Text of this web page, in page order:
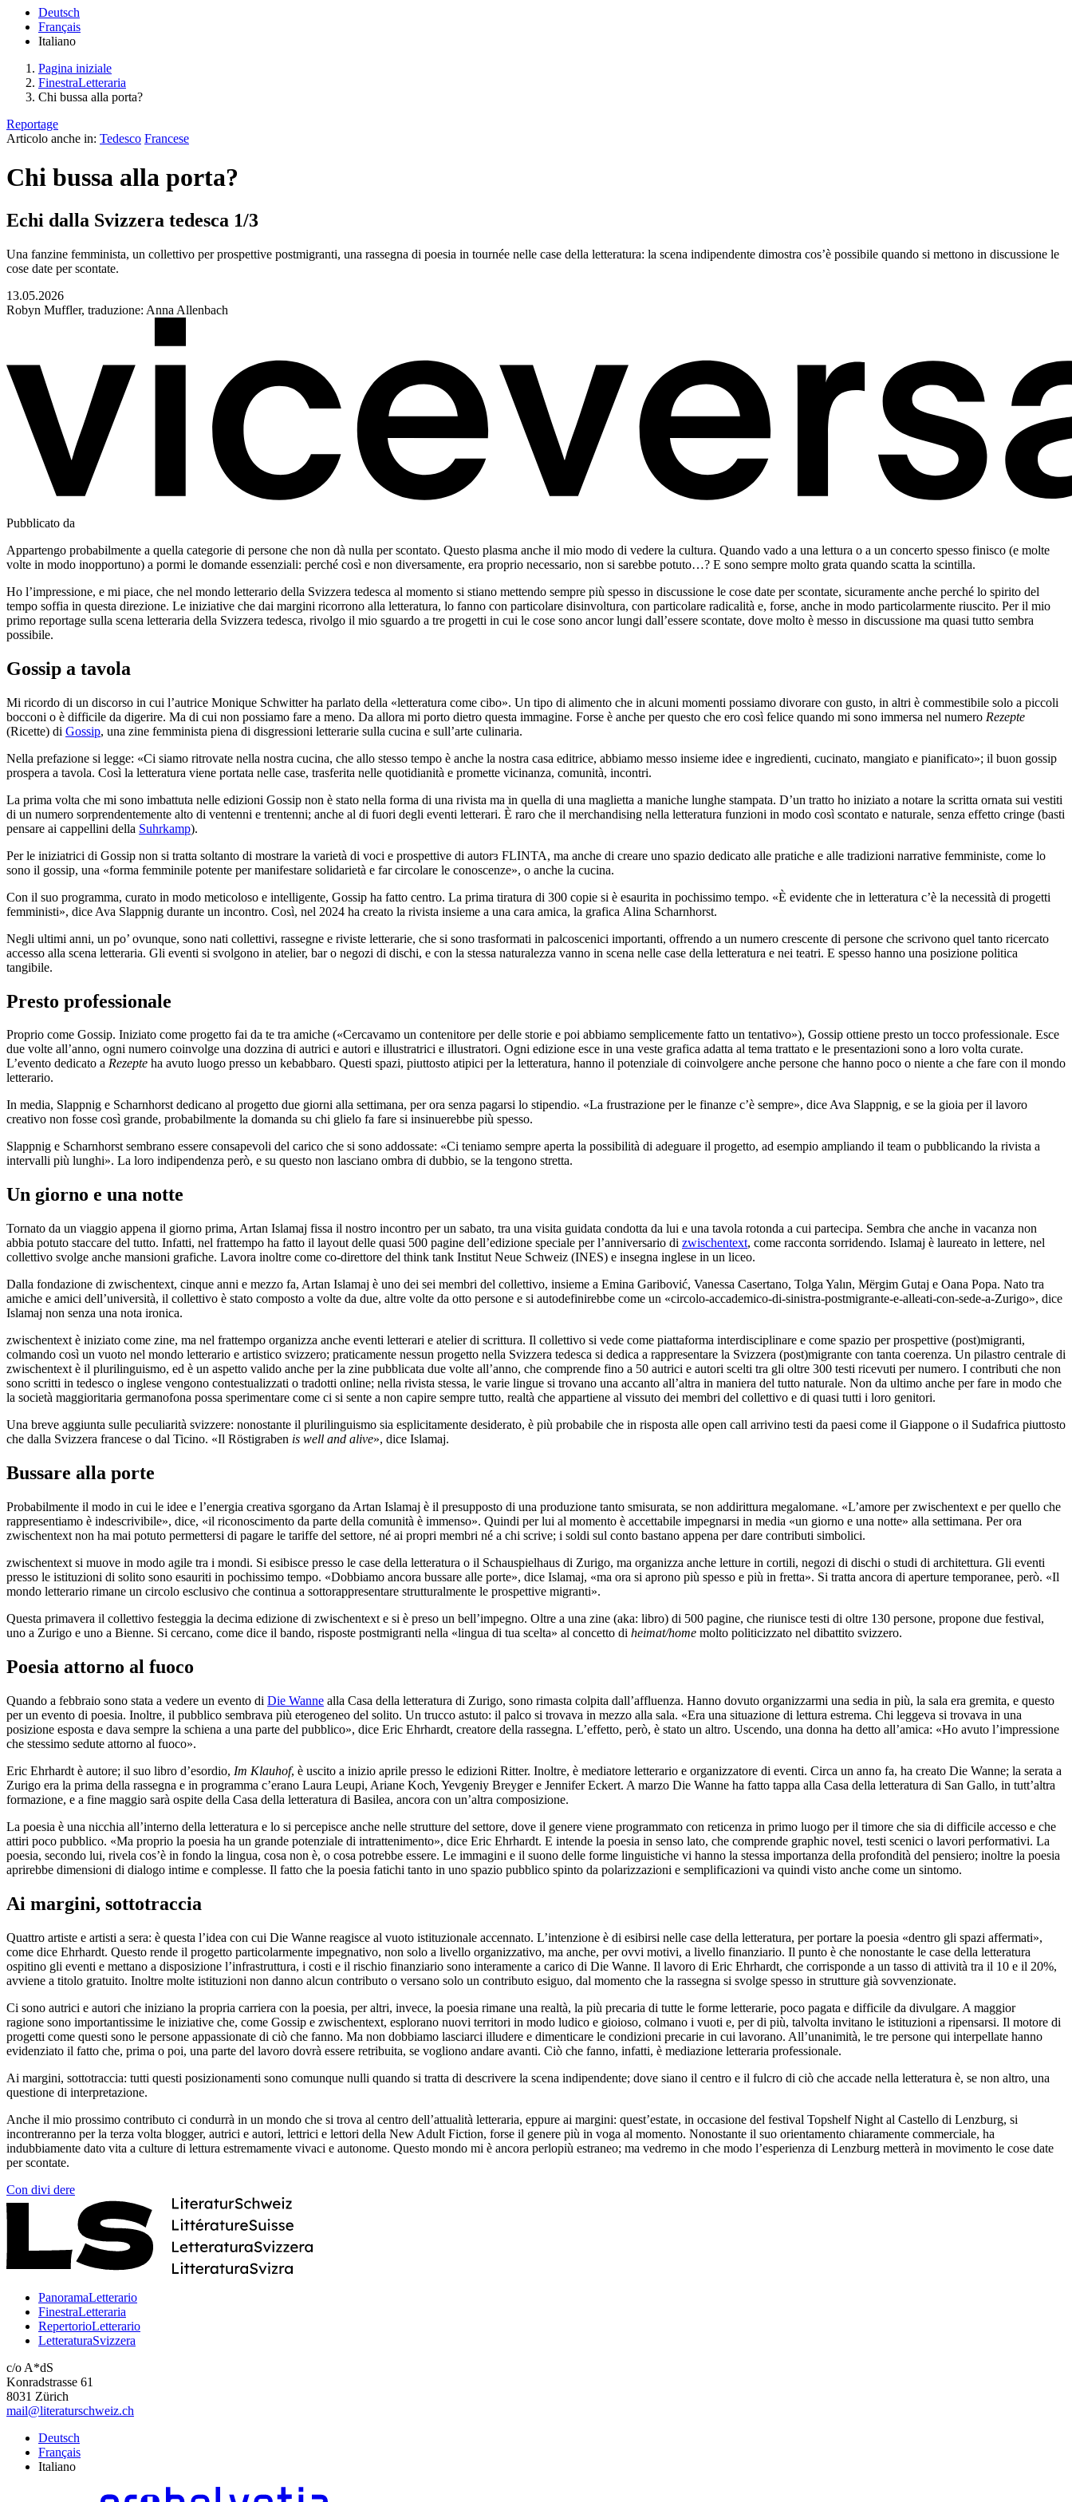
Deutsch
Français
Italiano
Pagina iniziale
FinestraLetteraria
Chi bussa alla porta?
Reportage
Articolo anche in: Tedesco Francese
Chi bussa alla porta?
Echi dalla Svizzera tedesca 1/3
Una fanzine femminista, un collettivo per prospettive postmigranti, una rassegna di poesia in tournée nelle case della letteratura: la scena indipendente dimostra cos’è possibile quando si mettono in discussione le
cose date per scontate.
13.05.2026
Robyn Muffler, traduzione: Anna Allenbach
Pubblicato da
Appartengo probabilmente a quella categorie di persone che non dà nulla per scontato. Questo plasma anche il mio modo di vedere la cultura. Quando vado a una lettura o a un concerto spesso finisco (e molte
volte in modo inopportuno) a pormi le domande essenziali: perché così e non diversamente, era proprio necessario, non si sarebbe potuto…? E sono sempre molto grata quando scatta la scintilla.
Ho l’impressione, e mi piace, che nel mondo letterario della Svizzera tedesca al momento si stiano mettendo sempre più spesso in discussione le cose date per scontate, sicuramente anche perché lo spirito del
tempo soffia in questa direzione. Le iniziative che dai margini ricorrono alla letteratura, lo fanno con particolare disinvoltura, con particolare radicalità e, forse, anche in modo particolarmente riuscito. Per il mio
primo reportage sulla scena letteraria della Svizzera tedesca, rivolgo il mio sguardo a tre progetti in cui le cose sono ancor lungi dall’essere scontate, dove molto è messo in discussione ma quasi tutto sembra
possibile.
Gossip a tavola
Mi ricordo di un discorso in cui l’autrice Monique Schwitter ha parlato della «letteratura come cibo». Un tipo di alimento che in alcuni momenti possiamo divorare con gusto, in altri è commestibile solo a piccoli
bocconi o è difficile da digerire. Ma di cui non possiamo fare a meno. Da allora mi porto dietro questa immagine. Forse è anche per questo che ero così felice quando mi sono immersa nel numero Rezepte
(Ricette) di Gossip, una zine femminista piena di disgressioni letterarie sulla cucina e sull’arte culinaria.
Nella prefazione si legge: «Ci siamo ritrovate nella nostra cucina, che allo stesso tempo è anche la nostra casa editrice, abbiamo messo insieme idee e ingredienti, cucinato, mangiato e pianificato»; il buon gossip
prospera a tavola. Così la letteratura viene portata nelle case, trasferita nelle quotidianità e promette vicinanza, comunità, incontri.
La prima volta che mi sono imbattuta nelle edizioni Gossip non è stato nella forma di una rivista ma in quella di una maglietta a maniche lunghe stampata. D’un tratto ho iniziato a notare la scritta ornata sui vestiti
di un numero sorprendentemente alto di ventenni e trentenni; anche al di fuori degli eventi letterari. È raro che il merchandising nella letteratura funzioni in modo così scontato e naturale, senza effetto cringe (basti
pensare ai cappellini della Suhrkamp).
Per le iniziatrici di Gossip non si tratta soltanto di mostrare la varietà di voci e prospettive di autorɜ FLINTA, ma anche di creare uno spazio dedicato alle pratiche e alle tradizioni narrative femministe, come lo
sono il gossip, una «forma femminile potente per manifestare solidarietà e far circolare le conoscenze», o anche la cucina.
Con il suo programma, curato in modo meticoloso e intelligente, Gossip ha fatto centro. La prima tiratura di 300 copie si è esaurita in pochissimo tempo. «È evidente che in letteratura c’è la necessità di progetti
femministi», dice Ava Slappnig durante un incontro. Così, nel 2024 ha creato la rivista insieme a una cara amica, la grafica Alina Scharnhorst.
Negli ultimi anni, un po’ ovunque, sono nati collettivi, rassegne e riviste letterarie, che si sono trasformati in palcoscenici importanti, offrendo a un numero crescente di persone che scrivono quel tanto ricercato
accesso alla scena letteraria. Gli eventi si svolgono in atelier, bar o negozi di dischi, e con la stessa naturalezza vanno in scena nelle case della letteratura e nei teatri. E spesso hanno una posizione politica
tangibile.
Presto professionale
Proprio come Gossip. Iniziato come progetto fai da te tra amiche («Cercavamo un contenitore per delle storie e poi abbiamo semplicemente fatto un tentativo»), Gossip ottiene presto un tocco professionale. Esce
due volte all’anno, ogni numero coinvolge una dozzina di autrici e autori e illustratrici e illustratori. Ogni edizione esce in una veste grafica adatta al tema trattato e le presentazioni sono a loro volta curate.
L’evento dedicato a Rezepte ha avuto luogo presso un kebabbaro. Questi spazi, piuttosto atipici per la letteratura, hanno il potenziale di coinvolgere anche persone che hanno poco o niente a che fare con il mondo
letterario.
In media, Slappnig e Scharnhorst dedicano al progetto due giorni alla settimana, per ora senza pagarsi lo stipendio. «La frustrazione per le finanze c’è sempre», dice Ava Slappnig, e se la gioia per il lavoro
creativo non fosse così grande, probabilmente la domanda su chi glielo fa fare si insinuerebbe più spesso.
Slappnig e Scharnhorst sembrano essere consapevoli del carico che si sono addossate: «Ci teniamo sempre aperta la possibilità di adeguare il progetto, ad esempio ampliando il team o pubblicando la rivista a
intervalli più lunghi». La loro indipendenza però, e su questo non lasciano ombra di dubbio, se la tengono stretta.
Un giorno e una notte
Tornato da un viaggio appena il giorno prima, Artan Islamaj fissa il nostro incontro per un sabato, tra una visita guidata condotta da lui e una tavola rotonda a cui partecipa. Sembra che anche in vacanza non
abbia potuto staccare del tutto. Infatti, nel frattempo ha fatto il layout delle quasi 500 pagine dell’edizione speciale per l’anniversario di zwischentext, come racconta sorridendo. Islamaj è laureato in lettere, nel
collettivo svolge anche mansioni grafiche. Lavora inoltre come co-direttore del think tank Institut Neue Schweiz (INES) e insegna inglese in un liceo.
Dalla fondazione di zwischentext, cinque anni e mezzo fa, Artan Islamaj è uno dei sei membri del collettivo, insieme a Emina Garibović, Vanessa Casertano, Tolga Yalın, Mërgim Gutaj e Oana Popa. Nato tra
amiche e amici dell’università, il collettivo è stato composto a volte da due, altre volte da otto persone e si autodefinirebbe come un «circolo-accademico-di-sinistra-postmigrante-e-alleati-con-sede-a-Zurigo», dice
Islamaj non senza una nota ironica.
zwischentext è iniziato come zine, ma nel frattempo organizza anche eventi letterari e atelier di scrittura. Il collettivo si vede come piattaforma interdisciplinare e come spazio per prospettive (post)migranti,
colmando così un vuoto nel mondo letterario e artistico svizzero; praticamente nessun progetto nella Svizzera tedesca si dedica a rappresentare la Svizzera (post)migrante con tanta coerenza. Un pilastro centrale di
zwischentext è il plurilinguismo, ed è un aspetto valido anche per la zine pubblicata due volte all’anno, che comprende fino a 50 autrici e autori scelti tra gli oltre 300 testi ricevuti per numero. I contributi che non
sono scritti in tedesco o inglese vengono contestualizzati o tradotti online; nella rivista stessa, le varie lingue si trovano una accanto all’altra in maniera del tutto naturale. Non da ultimo anche per fare in modo che
la società maggioritaria germanofona possa sperimentare come ci si sente a non capire sempre tutto, realtà che appartiene al vissuto dei membri del collettivo e di quasi tutti i loro genitori.
Una breve aggiunta sulle peculiarità svizzere: nonostante il plurilinguismo sia esplicitamente desiderato, è più probabile che in risposta alle open call arrivino testi da paesi come il Giappone o il Sudafrica piuttosto
che dalla Svizzera francese o dal Ticino. «Il Röstigraben is well and alive», dice Islamaj.
Bussare alla porte
Probabilmente il modo in cui le idee e l’energia creativa sgorgano da Artan Islamaj è il presupposto di una produzione tanto smisurata, se non addirittura megalomane. «L’amore per zwischentext e per quello che
rappresentiamo è indescrivibile», dice, «il riconoscimento da parte della comunità è immenso». Quindi per lui al momento è accettabile impegnarsi in media «un giorno e una notte» alla settimana. Per ora
zwischentext non ha mai potuto permettersi di pagare le tariffe del settore, né ai propri membri né a chi scrive; i soldi sul conto bastano appena per dare contributi simbolici.
zwischentext si muove in modo agile tra i mondi. Si esibisce presso le case della letteratura o il Schauspielhaus di Zurigo, ma organizza anche letture in cortili, negozi di dischi o studi di architettura. Gli eventi
presso le istituzioni di solito sono esauriti in pochissimo tempo. «Dobbiamo ancora bussare alle porte», dice Islamaj, «ma ora si aprono più spesso e più in fretta». Si tratta ancora di aperture temporanee, però. «Il
mondo letterario rimane un circolo esclusivo che continua a sottorappresentare strutturalmente le prospettive migranti».
Questa primavera il collettivo festeggia la decima edizione di zwischentext e si è preso un bell’impegno. Oltre a una zine (aka: libro) di 500 pagine, che riunisce testi di oltre 130 persone, propone due festival,
uno a Zurigo e uno a Bienne. Si cercano, come dice il bando, risposte postmigranti nella «lingua di tua scelta» al concetto di heimat/home molto politicizzato nel dibattito svizzero.
Poesia attorno al fuoco
Quando a febbraio sono stata a vedere un evento di Die Wanne alla Casa della letteratura di Zurigo, sono rimasta colpita dall’affluenza. Hanno dovuto organizzarmi una sedia in più, la sala era gremita, e questo
per un evento di poesia. Inoltre, il pubblico sembrava più eterogeneo del solito. Un trucco astuto: il palco si trovava in mezzo alla sala. «Era una situazione di lettura estrema. Chi leggeva si trovava in una
posizione esposta e dava sempre la schiena a una parte del pubblico», dice Eric Ehrhardt, creatore della rassegna. L’effetto, però, è stato un altro. Uscendo, una donna ha detto all’amica: «Ho avuto l’impressione
che stessimo sedute attorno al fuoco».
Eric Ehrhardt è autore; il suo libro d’esordio, Im Klauhof, è uscito a inizio aprile presso le edizioni Ritter. Inoltre, è mediatore letterario e organizzatore di eventi. Circa un anno fa, ha creato Die Wanne; la serata a
Zurigo era la prima della rassegna e in programma c’erano Laura Leupi, Ariane Koch, Yevgeniy Breyger e Jennifer Eckert. A marzo Die Wanne ha fatto tappa alla Casa della letteratura di San Gallo, in tutt’altra
formazione, e a fine maggio sarà ospite della Casa della letteratura di Basilea, ancora con un’altra composizione.
La poesia è una nicchia all’interno della letteratura e lo si percepisce anche nelle strutture del settore, dove il genere viene programmato con reticenza in primo luogo per il timore che sia di difficile accesso e che
attiri poco pubblico. «Ma proprio la poesia ha un grande potenziale di intrattenimento», dice Eric Ehrhardt. E intende la poesia in senso lato, che comprende graphic novel, testi scenici o lavori performativi. La
poesia, secondo lui, rivela cos’è in fondo la lingua, cosa non è, o cosa potrebbe essere. Le immagini e il suono delle forme linguistiche vi hanno la stessa importanza della profondità del pensiero; inoltre la poesia
aprirebbe dimensioni di dialogo intime e complesse. Il fatto che la poesia fatichi tanto in uno spazio pubblico spinto da polarizzazioni e semplificazioni va quindi visto anche come un sintomo.
Ai margini, sottotraccia
Quattro artiste e artisti a sera: è questa l’idea con cui Die Wanne reagisce al vuoto istituzionale accennato. L’intenzione è di esibirsi nelle case della letteratura, per portare la poesia «dentro gli spazi affermati»,
come dice Ehrhardt. Questo rende il progetto particolarmente impegnativo, non solo a livello organizzativo, ma anche, per ovvi motivi, a livello finanziario. Il punto è che nonostante le case della letteratura
ospitino gli eventi e mettano a disposizione l’infrastruttura, i costi e il rischio finanziario sono interamente a carico di Die Wanne. Il lavoro di Eric Ehrhardt, che corrisponde a un tasso di attività tra il 10 e il 20%,
avviene a titolo gratuito. Inoltre molte istituzioni non danno alcun contributo o versano solo un contributo esiguo, dal momento che la rassegna si svolge spesso in strutture già sovvenzionate.
Ci sono autrici e autori che iniziano la propria carriera con la poesia, per altri, invece, la poesia rimane una realtà, la più precaria di tutte le forme letterarie, poco pagata e difficile da divulgare. A maggior
ragione sono importantissime le iniziative che, come Gossip e zwischentext, esplorano nuovi territori in modo ludico e gioioso, colmano i vuoti e, per di più, talvolta invitano le istituzioni a ripensarsi. Il motore di
progetti come questi sono le persone appassionate di ciò che fanno. Ma non dobbiamo lasciarci illudere e dimenticare le condizioni precarie in cui lavorano. All’unanimità, le tre persone qui interpellate hanno
evidenziato il fatto che, prima o poi, una parte del lavoro dovrà essere retribuita, se vogliono andare avanti. Ciò che fanno, infatti, è mediazione letteraria professionale.
Ai margini, sottotraccia: tutti questi posizionamenti sono comunque nulli quando si tratta di descrivere la scena indipendente; dove siano il centro e il fulcro di ciò che accade nella letteratura è, se non altro, una
questione di interpretazione.
Anche il mio prossimo contributo ci condurrà in un mondo che si trova al centro dell’attualità letteraria, eppure ai margini: quest’estate, in occasione del festival Topshelf Night al Castello di Lenzburg, si
incontreranno per la terza volta blogger, autrici e autori, lettrici e lettori della New Adult Fiction, forse il genere più in voga al momento. Nonostante il suo orientamento chiaramente commerciale, ha
indubbiamente dato vita a culture di lettura estremamente vivaci e autonome. Questo mondo mi è ancora perlopiù estraneo; ma vedremo in che modo l’esperienza di Lenzburg metterà in movimento le cose date
per scontate.
Con divi dere
PanoramaLetterario
FinestraLetteraria
RepertorioLetterario
LetteraturaSvizzera
c/o A*dS
Konradstrasse 61
8031 Zürich
mail@literaturschweiz.ch
Deutsch
Français
Italiano